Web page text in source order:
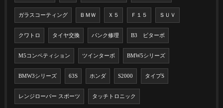
ガラスコーティング ＢＭＷ Ｘ５ Ｆ１５ ＳＵＶ
クワトロ タイヤ交換 パンク修理 B3 ビターボ
M5コンペティション ツインターボ BMW5シリーズ
BMW3シリーズ 63S ホンダ S2000 タイプS
レンジローバー スポーツ タッチトロニック